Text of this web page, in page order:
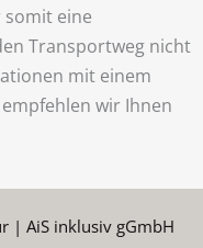
eine
Transportweg nicht
mit einem
wir Ihnen
| AiS inklusiv gGmbH